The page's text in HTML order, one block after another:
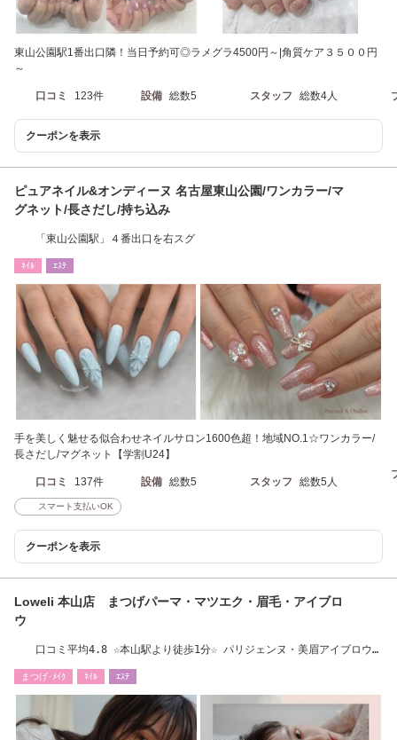
東山公園駅1番出口隣！当日予約可◎ラメグラ4500円～|角質ケア３５００円
～
口コミ 123件 設備 総数5 スタッフ 総数4人
クーポンを表示
ピュアネイル&オンディーヌ 名古屋東山公園/ワンカラー/マ
グネット/長さだし/持ち込み
「東山公園駅」４番出口を右スグ
ﾈｲﾙ ｴｽﾃ
手を美しく魅せる似合わせネイルサロン1600色超！地域NO.1☆ワンカラー/
長さだし/マグネット【学割U24】
口コミ 137件 設備 総数5 スタッフ 総数5人
スマート支払いOK
クーポンを表示
Loweli 本山店 まつげパーマ・マツエク・眉毛・アイブロ
ウ
口コミ平均4.8 ☆本山駅より徒歩1分☆ パリジェンヌ・美眉アイブロウは
まつげ･ﾒｲｸ ﾈｲﾙ ｴｽﾃ